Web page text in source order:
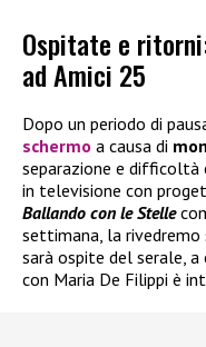
Ospitate e
ad Amici 25
Dopo un periodo di
schermo a causa di
separazione e difficoltà
in televisione con
Ballando con le Stelle
settimana, la
sarà ospite del serale,
con Maria De Filippi è